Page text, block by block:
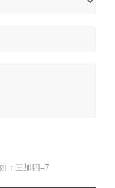
：三加四=7